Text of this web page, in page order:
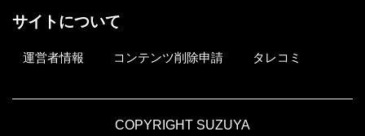
サイトについて
運営者情報 コンテンツ削除申請 タレコミ
COPYRIGHT SUZUYA